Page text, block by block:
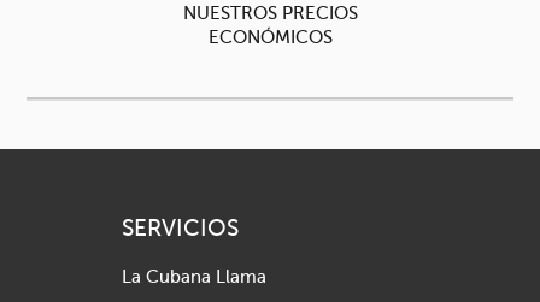
NUESTROS PRECIOS
ECONÓMICOS
SERVICIOS
La Cubana Llama